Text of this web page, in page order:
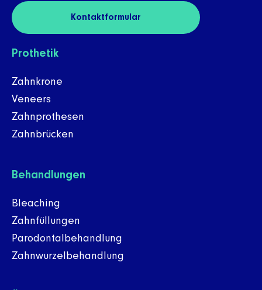
Kontaktformular
Prothetik
Zahnkrone
Veneers
Zahnprothesen
Zahnbrücken
Behandlungen
Bleaching
Zahnfüllungen
Parodontalbehandlung
Zahnwurzelbehandlung